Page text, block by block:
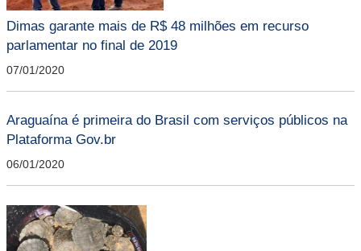
Dimas garante mais de R$ 48 milhões em recurso
parlamentar no final de 2019
07/01/2020
Araguaína é primeira do Brasil com serviços públicos na
Plataforma Gov.br
06/01/2020